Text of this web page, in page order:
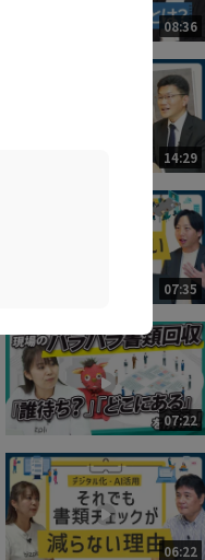
08:36
14:29
07:35
07:22
06:22